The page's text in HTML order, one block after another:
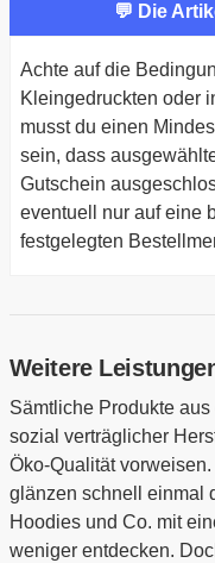
💬 Die
Achte auf die
Kleingedruckten oder
musst du einen
sein, dass
Gutschein
eventuell nur auf eine
festgelegten
Weitere
Sämtliche Produkte
sozial verträglicher
Öko-Qualität
glänzen schnell einmal
Hoodies und Co. mit
weniger entdecken.